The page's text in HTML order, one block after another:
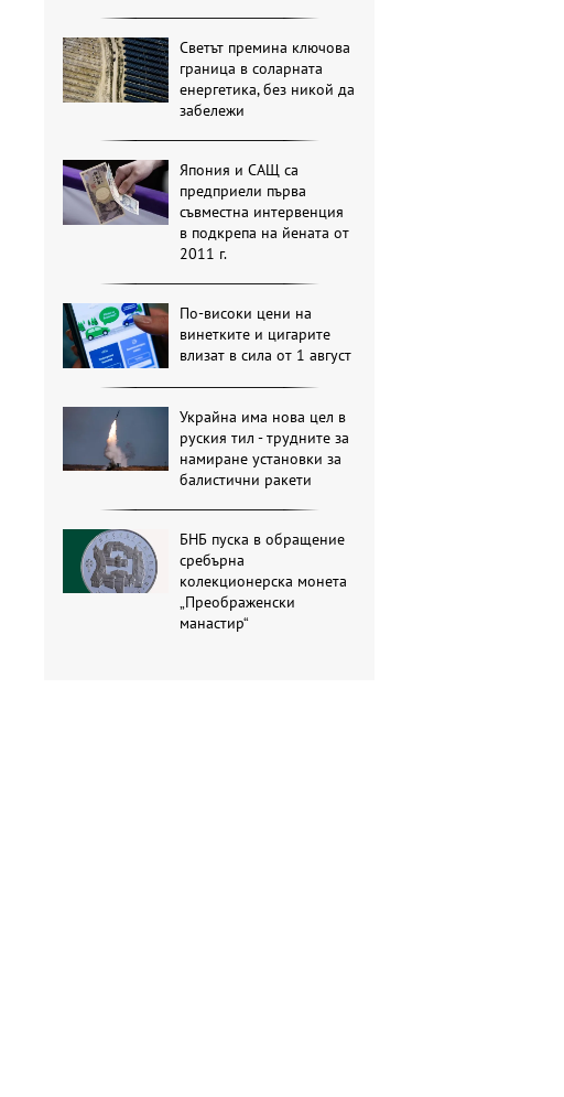
Светът премина ключова
граница в соларната
енергетика, без никой да
забележи
Япония и САЩ са
предприели първа
съвместна интервенция
в подкрепа на йената от
2011 г.
По-високи цени на
винетките и цигарите
влизат в сила от 1 август
Украйна има нова цел в
руския тил - трудните за
намиране установки за
балистични ракети
БНБ пуска в обращение
сребърна
колекционерска монета
„Преображенски
манастир“